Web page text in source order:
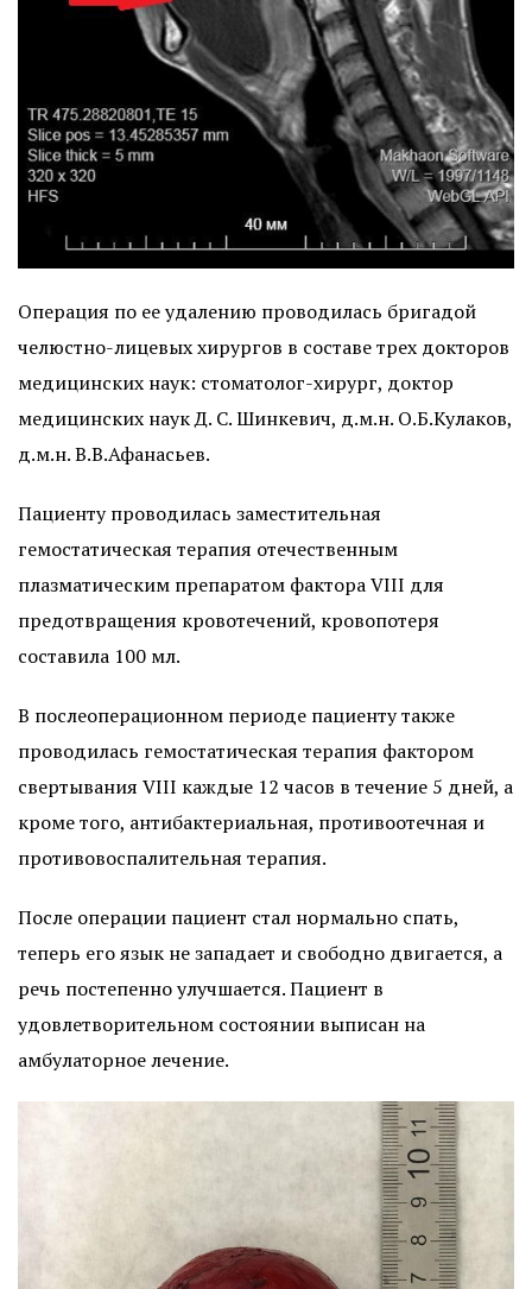
Операция по ее удалению проводилась бригадой
челюстно-лицевых хирургов в составе трех докторов
медицинских наук: стоматолог-хирург, доктор
медицинских наук Д. С. Шинкевич, д.м.н. О.Б.Кулаков,
д.м.н. В.В.Афанасьев.
Пациенту проводилась заместительная
гемостатическая терапия отечественным
плазматическим препаратом фактора VIII для
предотвращения кровотечений, кровопотеря
составила 100 мл.
В послеоперационном периоде пациенту также
проводилась гемостатическая терапия фактором
свертывания VIII каждые 12 часов в течение 5 дней, а
кроме того, антибактериальная, противоотечная и
противовоспалительная терапия.
После операции пациент стал нормально спать,
теперь его язык не западает и свободно двигается, а
речь постепенно улучшается. Пациент в
удовлетворительном состоянии выписан на
амбулаторное лечение.